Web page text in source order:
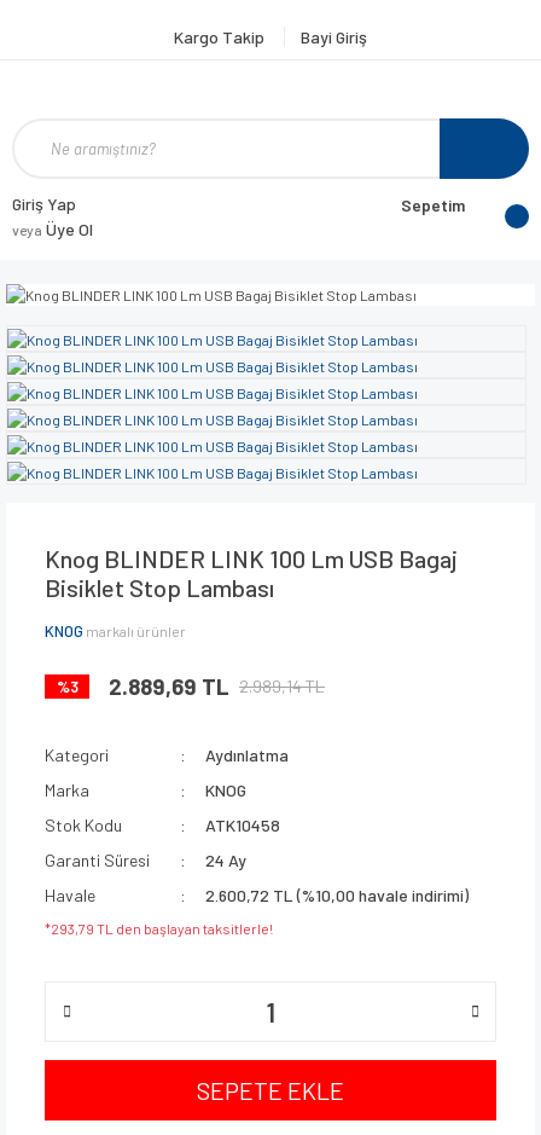
Kargo Takip Bayi Giriş
Giriş Yap
veya Üye Ol
Sepetim
Knog BLINDER LINK 100 Lm USB Bagaj
Bisiklet Stop Lambası
KNOG markalı ürünler
%3 2.889,69 TL 2.989,14 TL
Kategori
Aydınlatma
Marka
KNOG
Stok Kodu
ATK10458
Garanti Süresi
24 Ay
Havale
2.600,72 TL (%10,00 havale indirimi)
*293,79 TL den başlayan taksitlerle!
SEPETE EKLE